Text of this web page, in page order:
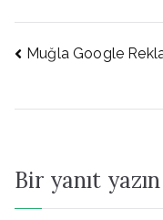
Yazı
Muğla Google
Bir yanıt yazın